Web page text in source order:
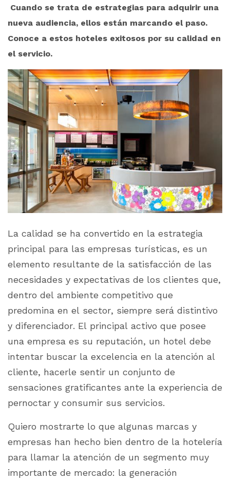
Cuando se trata de estrategias para adquirir una
nueva audiencia, ellos están marcando el paso.
Conoce a estos hoteles exitosos por su calidad en
el servicio.
La calidad se ha convertido en la estrategia
principal para las empresas turísticas, es un
elemento resultante de la satisfacción de las
necesidades y expectativas de los clientes que,
dentro del ambiente competitivo que
predomina en el sector, siempre será distintivo
y diferenciador. El principal activo que posee
una empresa es su reputación, un hotel debe
intentar buscar la excelencia en la atención al
cliente, hacerle sentir un conjunto de
sensaciones gratificantes ante la experiencia de
pernoctar y consumir sus servicios.
Quiero mostrarte lo que algunas marcas y
empresas han hecho bien dentro de la hotelería
para llamar la atención de un segmento muy
importante de mercado: la generación